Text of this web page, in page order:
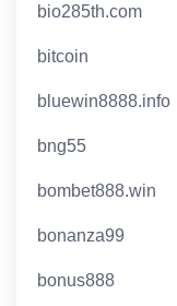
bio285th.com
bitcoin
bluewin8888.info
bng55
bombet888.win
bonanza99
bonus888